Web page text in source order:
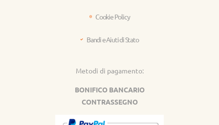
Cookie Policy
Bandi e Aiuti di Stato
Metodi di pagamento:
BONIFICO BANCARIO
CONTRASSEGNO